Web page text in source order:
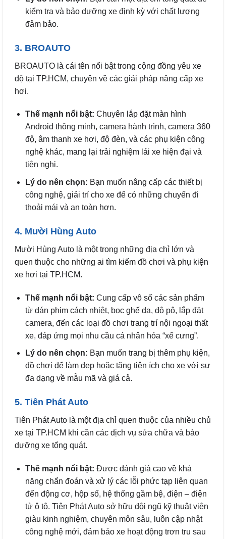
kiểm tra và bảo dưỡng xe định kỳ với chất lượng
đảm bảo.
3. BROAUTO
BROAUTO là cái tên nổi bật trong cộng đồng yêu xe
độ tại TP.HCM, chuyên về các giải pháp nâng cấp xe
hơi.
Thế mạnh nổi bật: Chuyên lắp đặt màn hình
Android thông minh, camera hành trình, camera 360
độ, âm thanh xe hơi, độ đèn, và các phụ kiện công
nghệ khác, mang lại trải nghiệm lái xe hiện đại và
tiện nghi.
Lý do nên chọn: Bạn muốn nâng cấp các thiết bị
công nghệ, giải trí cho xe để có những chuyến đi
thoải mái và an toàn hơn.
4. Mười Hùng Auto
Mười Hùng Auto là một trong những địa chỉ lớn và
quen thuộc cho những ai tìm kiếm đồ chơi và phụ kiện
xe hơi tại TP.HCM.
Thế mạnh nổi bật: Cung cấp vô số các sản phẩm
từ dán phim cách nhiệt, bọc ghế da, độ pô, lắp đặt
camera, đến các loại đồ chơi trang trí nội ngoại thất
xe, đáp ứng mọi nhu cầu cá nhân hóa “xế cưng”.
Lý do nên chọn: Bạn muốn trang bị thêm phụ kiện,
đồ chơi để làm đẹp hoặc tăng tiện ích cho xe với sự
đa dạng về mẫu mã và giá cả.
5. Tiên Phát Auto
Tiên Phát Auto là một địa chỉ quen thuộc của nhiều chủ
xe tại TP.HCM khi cần các dịch vụ sửa chữa và bảo
dưỡng xe tổng quát.
Thế mạnh nổi bật: Được đánh giá cao về khả
năng chẩn đoán và xử lý các lỗi phức tạp liên quan
đến động cơ, hộp số, hệ thống gầm bệ, điện – điện
tử ô tô. Tiên Phát Auto sở hữu đội ngũ kỹ thuật viên
giàu kinh nghiệm, chuyên môn sâu, luôn cập nhật
công nghệ mới, đảm bảo xe hoạt động trơn tru sau